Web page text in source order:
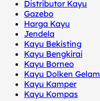
Distributor Kayu
Gazebo
Harga Kayu
Jendela
Kayu Bekisting
Kayu Bengkirai
Kayu Borneo
Kayu Dolken Gelam
Kayu Kamper
Kayu Kompas